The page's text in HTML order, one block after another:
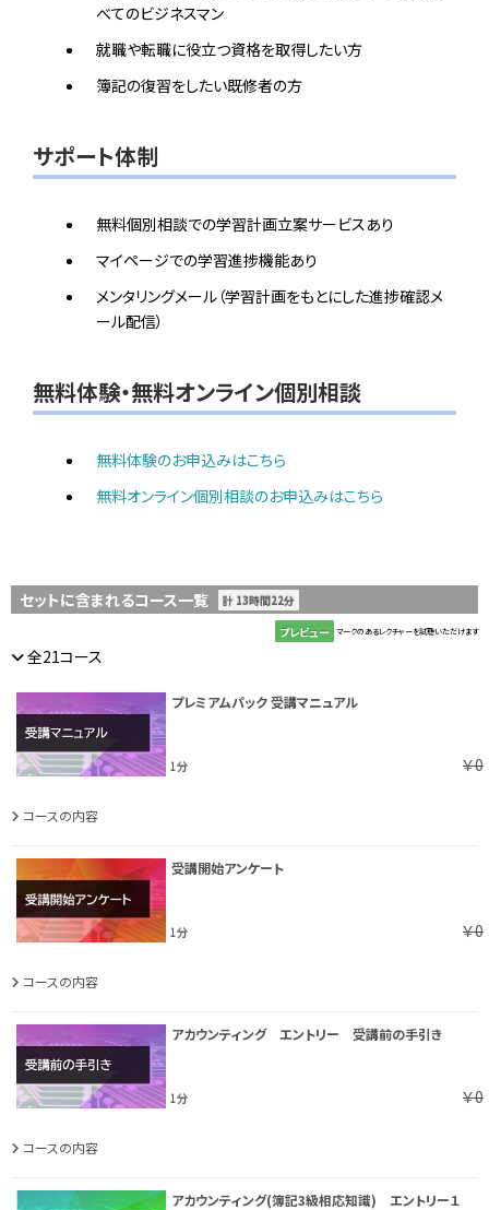
べてのビジネスマン
就職や転職に役立つ資格を取得したい方
簿記の復習をしたい既修者の方
サポート体制
無料個別相談での学習計画立案サービスあり
マイページでの学習進捗機能あり
メンタリングメール（学習計画をもとにした進捗確認メ
ール配信）
無料体験・無料オンライン個別相談
無料体験のお申込みはこちら
無料オンライン個別相談のお申込みはこちら
セットに含まれるコース一覧 計 13時間22分
プレビュー マークのあるレクチャーを試聴いただけます
全21コース
プレミアムパック 受講マニュアル
1分 ￥0
コースの内容
受講開始アンケート
1分 ￥0
コースの内容
アカウンティング エントリー 受講前の手引き
1分 ￥0
コースの内容
アカウンティング(簿記3級相応知識) エントリー１